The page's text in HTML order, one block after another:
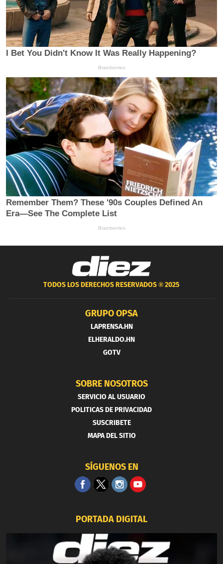
TODOS LOS DERECHOS RESERVADOS ®2025
GRUPO OPSA
LAPRENSA.HN
ELHERALDO.HN
GOTV
SOBRE NOSOTROS
SERVICIO AL USUARIO
POLITICAS DE PRIVACIDAD
SUSCRIBETE
MAPA DEL SITIO
SÍGUENOS EN
PORTADA DIGITAL